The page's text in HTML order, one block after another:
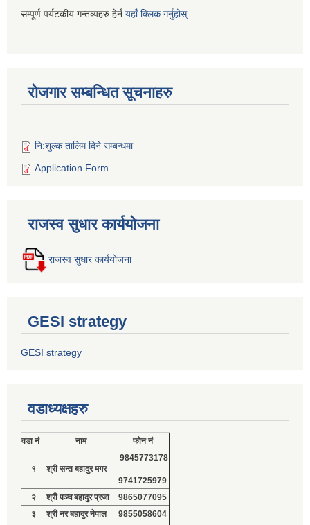
सम्पूर्ण पर्यटकीय गन्तव्यहरु हेर्न यहाँ क्लिक गर्नुहोस्
रोजगार सम्बन्धित सूचनाहरु
नि:शुल्क तालिम दिने सम्बन्धमा
Application Form
राजस्व सुधार कार्ययोजना
राजस्व सुधार कार्ययोजना
GESI strategy
GESI strategy
वडाध्यक्षहरु
वडा नं नाम फोन नं
१ श्री सन्त बहादुर मगर
9845773178
9741725979
२
श्री पञ्च बहादुर प्रजा
9865077095
३
श्री नर बहादुर नेपाल
9855058604